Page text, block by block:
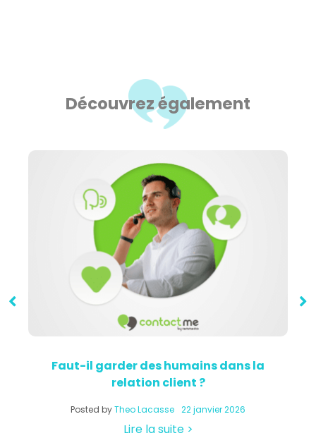
Découvrez également
Faut-il garder des humains dans la
relation client ?
Posted byTheo Lacasse 22 janvier 2026
Lire la suite >